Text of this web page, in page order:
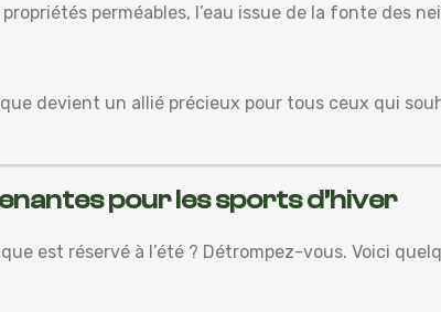
propriétés perméables, l’eau issue de la fonte des
devient un allié précieux pour tous ceux qui
pour les sports d’hiver
est réservé à l’été ? Détrompez-vous. Voici